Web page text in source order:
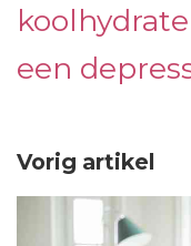
een
Vorig artikel